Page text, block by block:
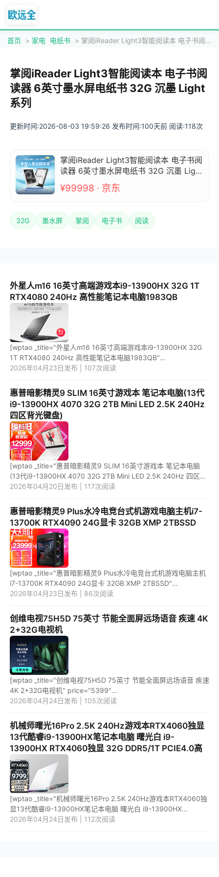
首页 > 家电 电纸书 > 掌阅iReader Light3智能阅读本 电子书阅读器 6英寸墨水屏电纸书 32G 沉墨 Light系列
掌阅iReader Light3智能阅读本 电子书阅
读器 6英寸墨水屏电纸书 32G 沉墨 Light
系列
更新时间:2026-08-03 19:59:26 发布时间:100天前 阅读:118次
掌阅iReader Light3智能阅读本 电子书阅
读器 6英寸墨水屏电纸书 32G 沉墨 Light
¥99998 · 京东
32G 墨水屏 掌阅 电子书 阅读
外星人m16 16英寸高端游戏本i9-13900HX 32G 1T
RTX4080 240Hz 高性能笔记本电脑1983QB
[wptao _title="外星人m16 16英寸高端游戏本i9-13900HX 32G
1T RTX4080 240Hz 高性能笔记本电脑1983QB"
price="29969" url="https://item.jd.com/100051739822.html"
2026年04月23日发布 | 107次阅读
惠普暗影精灵9 SLIM 16英寸游戏本 笔记本电脑(13代
i9-13900HX 4070 32G 2TB Mini LED 2.5K 240Hz
四区背光键盘)
[wptao _title="惠普暗影精灵9 SLIM 16英寸游戏本 笔记本电脑
(13代i9-13900HX 4070 32G 2TB Mini LED 2.5K 240Hz 四区背
光键盘)" price="12999"
2026年04月20日发布 | 117次阅读
惠普暗影精灵9 Plus水冷电竞台式机游戏电脑主机i7-
13700K RTX4090 24G显卡 32GB XMP 2TBSSD
[wptao _title="惠普暗影精灵9 Plus水冷电竞台式机游戏电脑主机
i7-13700K RTX4090 24G显卡 32GB XMP 2TBSSD"
price="23999" url="https://item.jd.com/100051051252.html"
2026年04月23日发布 | 86次阅读
创维电视75H5D 75英寸 节能全面屏远场语音 疾速 4K
2+32G电视机
[wptao _title="创维电视75H5D 75英寸 节能全面屏远场语音 疾速
4K 2+32G电视机" price="5399"
url="https://item.jd.com/100045237792.html"
2026年04月24日发布 | 105次阅读
机械师曙光16Pro 2.5K 240Hz游戏本RTX4060独显
13代酷睿i9-13900HX笔记本电脑 曙光白 i9-
13900HX RTX4060独显 32G DDR5/1T PCIE4.0高
[wptao _title="机械师曙光16Pro 2.5K 240Hz游戏本RTX4060独
显13代酷睿i9-13900HX笔记本电脑 曙光白 i9-13900HX
RTX4060独显 32G DDR5/1T PCIE4.0高" price="10499"
2026年04月24日发布 | 112次阅读